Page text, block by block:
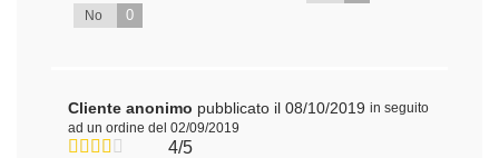
No 0
Cliente anonimo pubblicato il 08/10/2019 in seguito
ad un ordine del 02/09/2019
4/5